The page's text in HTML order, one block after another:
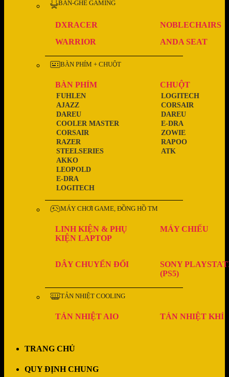
BÀN-GHẾ GAMING
DXRACER
NOBLECHAIRS
WARRIOR
ANDA SEAT
BÀN PHÍM + CHUỘT
BÀN PHÍM
LOGITECH
E-DRA
LEOPOLD
AKKO
STEELSERIES
RAZER
CORSAIR
COOLER MASTER
DAREU
AJAZZ
FUHLEN
CHUỘT
ATK
RAPOO
ZOWIE
E-DRA
DAREU
CORSAIR
LOGITECH
MÁY CHƠI GAME, ĐỒNG HỒ TM
LINH KIỆN & PHỤ
KIỆN LAPTOP
MÁY CHIẾU
DÂY CHUYỂN ĐỔI
SONY
(PS5)
TẢN NHIỆT COOLING
TẢN NHIỆT AIO TẢN NHIỆT KHÍ
TRANG CHỦ
QUY ĐỊNH CHUNG